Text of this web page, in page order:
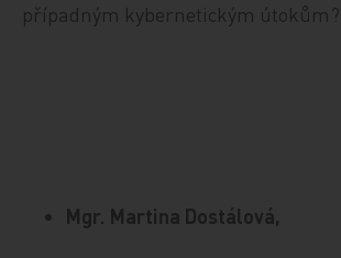
případným kybernetickým útokům?
Mgr. Martina Dostálová,